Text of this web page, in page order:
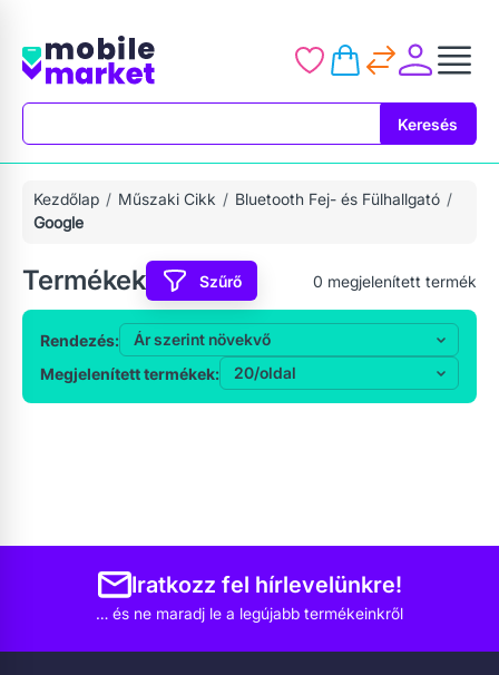
Keresés
Kezdőlap Műszaki Cikk
Bluetooth Fej- és Fülhallgató
Google
Termékek Szűrő 0 megjelenített termék
Rendezés:
Megjelenített termékek:
Iratkozz fel hírlevelünkre!
… és ne maradj le a legújabb termékeinkről